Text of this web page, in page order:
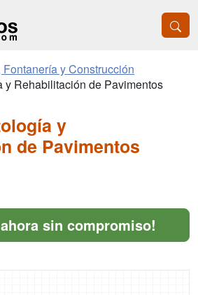
y Construcción
y Rehabilitación de Pavimentos
y
de Pavimentos
sin compromiso!